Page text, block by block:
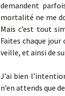
demandent
mortalité ne me
Mais c’est tout
Faites chaque
veille, et ainsi de
J’ai bien
n’en attends que